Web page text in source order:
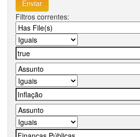
Filtros correntes: